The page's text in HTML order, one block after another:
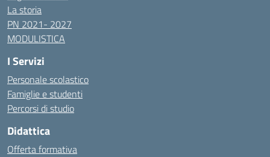
La storia
PN 2021- 2027
MODULISTICA
I Servizi
Personale scolastico
Famiglie e studenti
Percorsi di studio
Didattica
Offerta formativa